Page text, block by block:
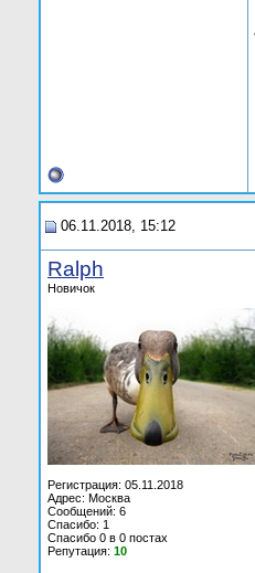
06.11.2018, 15:12
Ralph
Новичок
Регистрация: 05.11.2018
Адрес: Москва
Сообщений: 6
Спасибо: 1
Спасибо 0 в 0 постах
Репутация: 10